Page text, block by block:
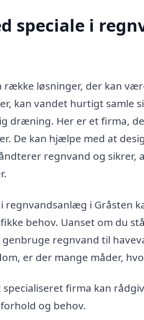
speciale i
løsninger, der kan
kan vandet hurtigt samle
dræning. Her er et firma,
De kan hjælpe med at
regnvand og sikrer,
regnvandsanlæg i Gråsten
behov. Uanset om du
regnvand til
er der mange måder,
specialiseret firma kan
og behov.